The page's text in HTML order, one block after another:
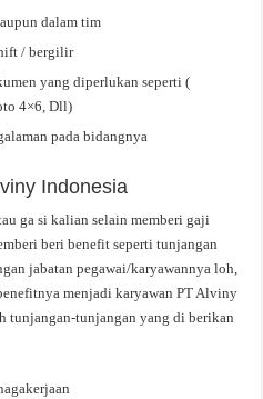
dalam tim
/ bergilir
yang diperlukan seperti (
4×6, Dll)
pada bidangnya
Indonesia
ga si kalian selain memberi gaji
beri benefit seperti tunjangan
jabatan pegawai/karyawannya loh,
menjadi karyawan PT Alviny
tunjangan-tunjangan yang di berikan